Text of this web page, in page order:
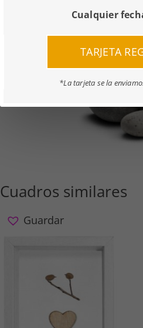
tierra de la gratitud».
Cuadros similares
Guardar
Cualquier
TARJETA
*La tarjeta se la